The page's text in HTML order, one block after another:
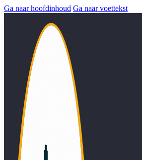
Ga naar hoofdinhoud Ga naar voettekst